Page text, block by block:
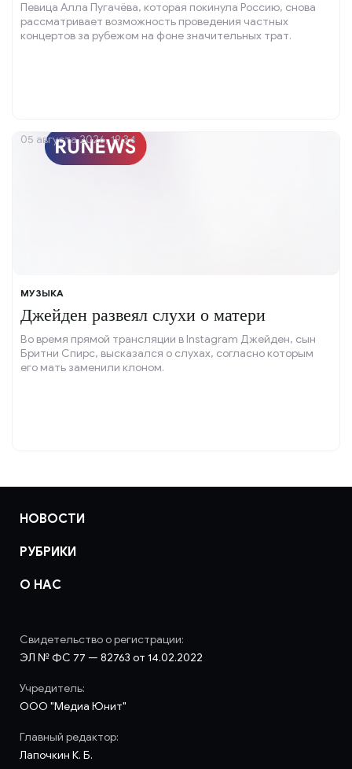
Певица Алла Пугачёва, которая покинула Россию, снова
рассматривает возможность проведения частных
концертов за рубежом на фоне значительных трат.
МУЗЫКА
Джейден развеял слухи о матери
Во время прямой трансляции в Instagram Джейден, сын
Бритни Спирс, высказался о слухах, согласно которым
его мать заменили клоном.
05 августа 2026, 19:34
НОВОСТИ
РУБРИКИ
О НАС
Свидетельство о регистрации:
ЭЛ № ФС 77 — 82763 от 14.02.2022
Учредитель:
ООО "Медиа Юнит"
Главный редактор:
Лапочкин К. Б.